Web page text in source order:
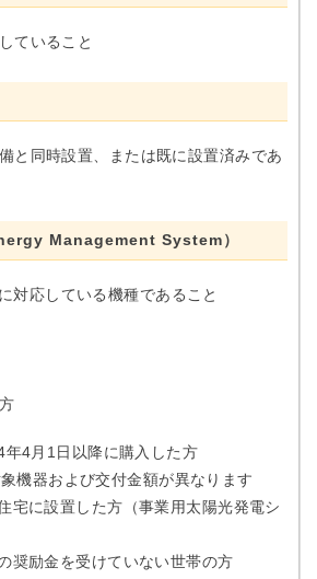
ていること
と同時設置、または既に設置済みであ
Management System）
対応している機種であること
年4月1日以降に購入した方
機器および交付金額が異なります
宅に設置した方（事業用太陽光発電シ
奨励金を受けていない世帯の方